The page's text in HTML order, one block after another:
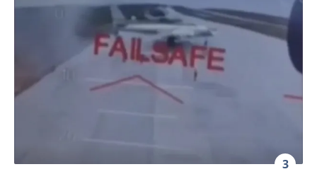
Sitemizde kendimize ve üçüncü kişilere ait çerezler
kullanılmaktadır. Bu çerezler vasıtasıyla çeşitli kişisel
verileriniz işlenmekte olup gerekli olan çerezler bilgi
toplumu hizmetlerinin sunulması amacıyla
kullanılmaktadır. Diğer çerezler, sitemizin daha işlevsel
kılınması ve kişiselleştirilmesi ve sizlere yönelik
3